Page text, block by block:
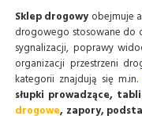
dla
pieszych
Progi
Sklep drogowy obejmuje
drogowego stosowane do
sygnalizacji, poprawy
organizacji przestrzeni
kategorii znajdują się m.in.
słupki prowadzące,
drogowe, zapory,